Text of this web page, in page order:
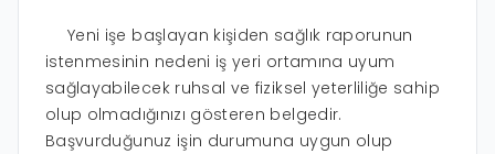
Yeni işe başlayan kişiden sağlık raporunun
istenmesinin nedeni iş yeri ortamına uyum
sağlayabilecek ruhsal ve fiziksel yeterliliğe sahip
olup olmadığınızı gösteren belgedir.
Başvurduğunuz işin durumuna uygun olup